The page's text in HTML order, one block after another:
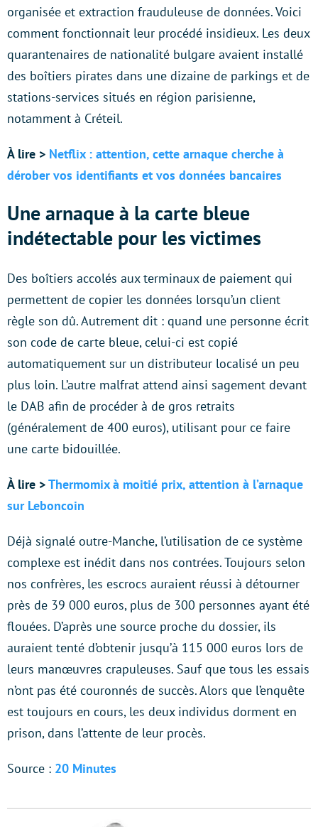
organisée et extraction frauduleuse de données. Voici
comment fonctionnait leur procédé insidieux. Les deux
quarantenaires de nationalité bulgare avaient installé
des boîtiers pirates dans une dizaine de parkings et de
stations-services situés en région parisienne,
notamment à Créteil.
À lire > Netflix : attention, cette arnaque cherche à
dérober vos identifiants et vos données bancaires
Une arnaque à la carte bleue
indétectable pour les victimes
Des boîtiers accolés aux terminaux de paiement qui
permettent de copier les données lorsqu’un client
règle son dû. Autrement dit : quand une personne écrit
son code de carte bleue, celui-ci est copié
automatiquement sur un distributeur localisé un peu
plus loin. L’autre malfrat attend ainsi sagement devant
le DAB afin de procéder à de gros retraits
(généralement de 400 euros), utilisant pour ce faire
une carte bidouillée.
À lire >Thermomix à moitié prix, attention à l’arnaque
sur Leboncoin
Déjà signalé outre-Manche, l’utilisation de ce système
complexe est inédit dans nos contrées. Toujours selon
nos confrères, les escrocs auraient réussi à détourner
près de 39 000 euros, plus de 300 personnes ayant été
flouées. D’après une source proche du dossier, ils
auraient tenté d’obtenir jusqu’à 115 000 euros lors de
leurs manœuvres crapuleuses. Sauf que tous les essais
n’ont pas été couronnés de succès. Alors que l’enquête
est toujours en cours, les deux individus dorment en
prison, dans l’attente de leur procès.
Source : 20 Minutes